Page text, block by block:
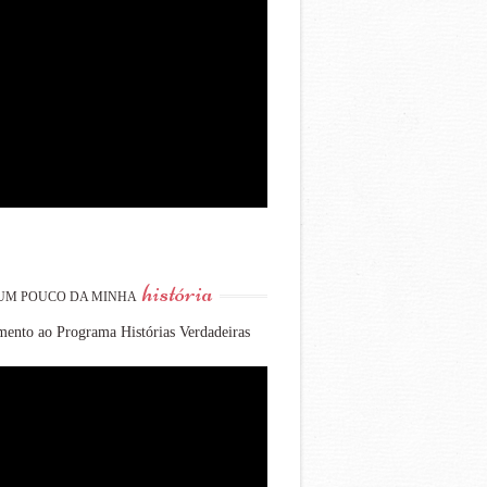
POUCO DA MINHA história
ao Programa Histórias Verdadeiras